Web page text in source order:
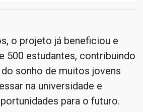
o projeto já beneficiou e
500 estudantes, contribuindo
sonho de muitos jovens
na universidade e
para o futuro.